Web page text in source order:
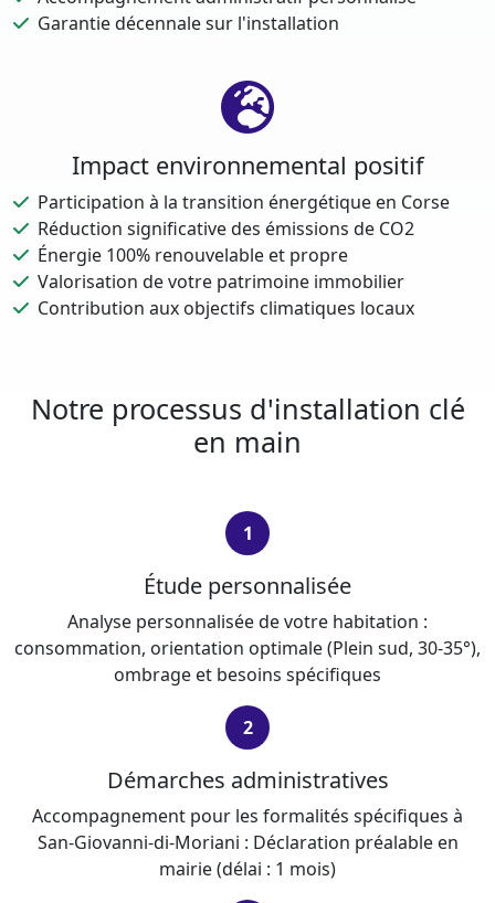
Garantie décennale sur l'installation
Impact environnemental positif
Participation à la transition énergétique en Corse
Réduction significative des émissions de CO2
Énergie 100% renouvelable et propre
Valorisation de votre patrimoine immobilier
Contribution aux objectifs climatiques locaux
Notre processus d'installation clé
en main
1
Étude personnalisée
Analyse personnalisée de votre habitation :
consommation, orientation optimale (Plein sud, 30-35°),
ombrage et besoins spécifiques
2
Démarches administratives
Accompagnement pour les formalités spécifiques à
San-Giovanni-di-Moriani : Déclaration préalable en
mairie (délai : 1 mois)